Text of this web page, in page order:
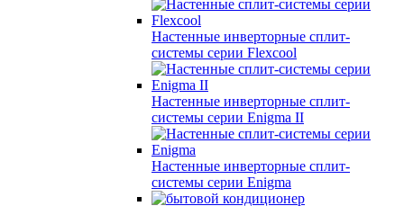
Настенные инверторные сплит-
системы серии Flexcool
Настенные инверторные сплит-
системы серии Enigma II
Настенные инверторные сплит-
системы серии Enigma